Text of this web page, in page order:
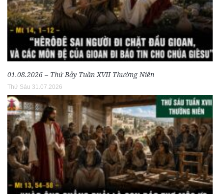
01.08.2026 – Thứ Bảy Tuần XVII Thường Niên
Thứ Sáu 31.07.2026